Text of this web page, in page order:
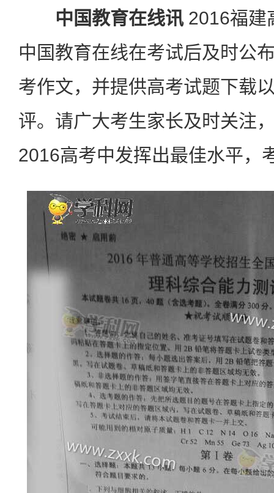
中国教育在线讯2016福建
中国教育在线在考试后及时公
考作文，并提供高考试题下载
评。请广大考生家长及时关注
2016高考中发挥出最佳水平，